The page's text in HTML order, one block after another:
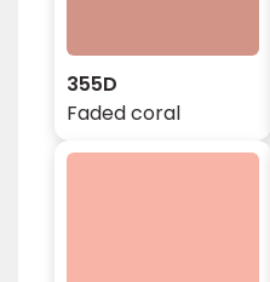
355D
Faded coral